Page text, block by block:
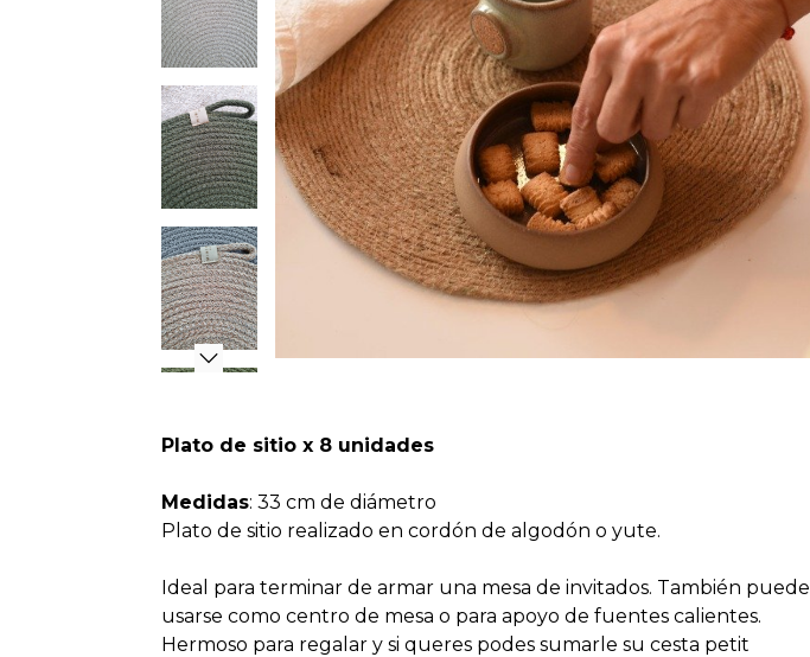
Plato de sitio x 8 unidades
Medidas: 33 cm de diámetro
Plato de sitio realizado en cordón de algodón o yute.
Ideal para terminar de armar una mesa de invitados. También puede
usarse como centro de mesa o para apoyo de fuentes calientes.
Hermoso para regalar y si queres podes sumarle su cesta petit